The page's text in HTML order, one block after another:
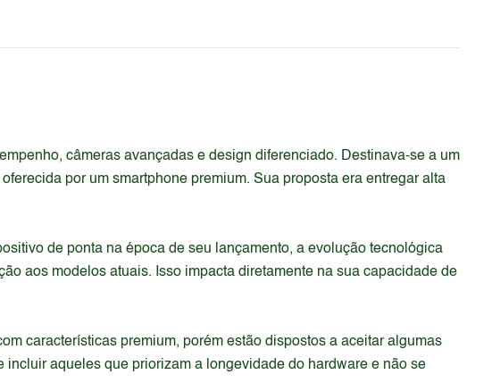
câmeras avançadas e design diferenciado. Destinava-se a um
por um smartphone premium. Sua proposta era entregar alta
de ponta na época de seu lançamento, a evolução tecnológica
aos modelos atuais. Isso impacta diretamente na sua capacidade de
características premium, porém estão dispostos a aceitar algumas
aqueles que priorizam a longevidade do hardware e não se